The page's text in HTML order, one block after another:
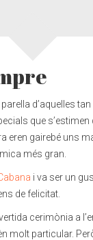
d’aquelles
que
eren gairebé uns
més gran.
i va ser un
de felicitat.
cerimònia a
molt particular.